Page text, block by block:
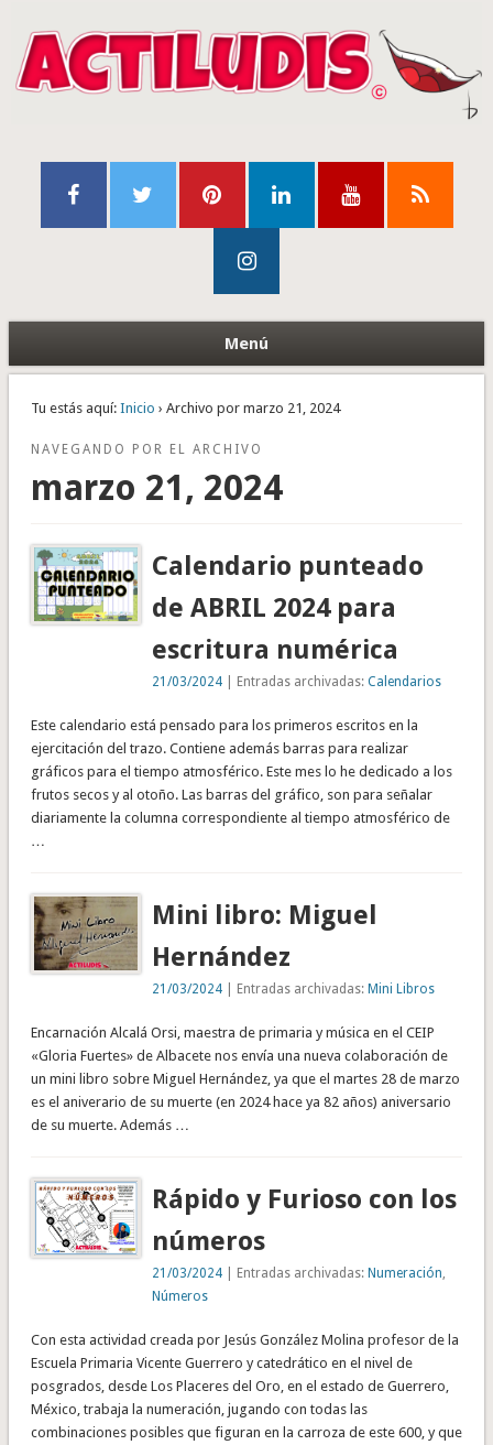
Menú
Tu estás aquí: Inicio › Archivo por marzo 21, 2024
NAVEGANDO POR EL ARCHIVO
marzo 21, 2024
Calendario punteado
de ABRIL 2024 para
escritura numérica
21/03/2024 | Entradas archivadas:Calendarios
Este calendario está pensado para los primeros escritos en la
ejercitación del trazo. Contiene además barras para realizar
gráficos para el tiempo atmosférico. Este mes lo he dedicado a los
frutos secos y al otoño. Las barras del gráfico, son para señalar
diariamente la columna correspondiente al tiempo atmosférico de
…
Mini libro: Miguel
Hernández
21/03/2024 | Entradas archivadas:Mini Libros
Encarnación Alcalá Orsi, maestra de primaria y música en el CEIP
«Gloria Fuertes» de Albacete nos envía una nueva colaboración de
un mini libro sobre Miguel Hernández, ya que el martes 28 de marzo
es el aniverario de su muerte (en 2024 hace ya 82 años) aniversario
de su muerte. Además …
Rápido y Furioso con los
números
21/03/2024 | Entradas archivadas:Numeración
Números
Con esta actividad creada por Jesús González Molina profesor de la
Escuela Primaria Vicente Guerrero y catedrático en el nivel de
posgrados, desde Los Placeres del Oro, en el estado de Guerrero,
México, trabaja la numeración, jugando con todas las
combinaciones posibles que figuran en la carroza de este 600, y que